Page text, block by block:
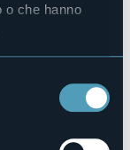
o che hanno